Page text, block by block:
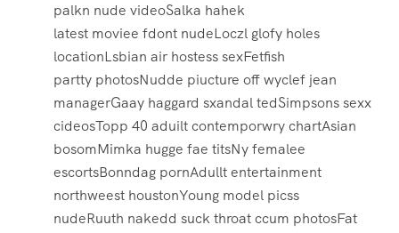
palkn nude videoSalka hahek
latest moviee fdont nudeLoczl glofy holes
locationLsbian air hostess sexFetfish
partty photosNudde piucture off wyclef jean
managerGaay haggard sxandal tedSimpsons sexx
cideosTopp 40 aduilt contemporwry chartAsian
bosomMimka hugge fae titsNy femalee
escortsBonndag pornAdullt entertainment
northweest houstonYoung model picss
nudeRuuth nakedd suck throat ccum photosFat